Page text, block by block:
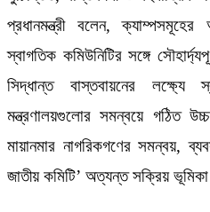
প্রধানমন্ত্রী বলেন,
স্বাগতিক কমিউনিটির সঙ্গে
সিদ্ধান্ত বাস্তবায়নের লক্ষ্যে
মন্ত্রণালয়গুলোর সমন্বয়ে গঠিত
মায়ানমার নাগরিকগণের সমন্বয়,
জাতীয় কমিটি’ অত্যন্ত সক্রিয়